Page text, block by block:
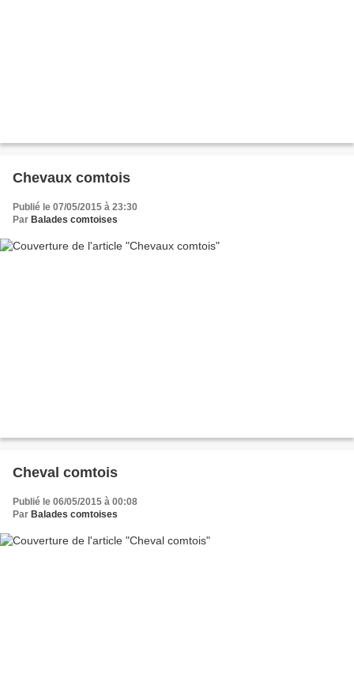
Chevaux comtois
Publié le 07/05/2015 à 23:30
Par Balades comtoises
Cheval comtois
Publié le 06/05/2015 à 00:08
Par Balades comtoises